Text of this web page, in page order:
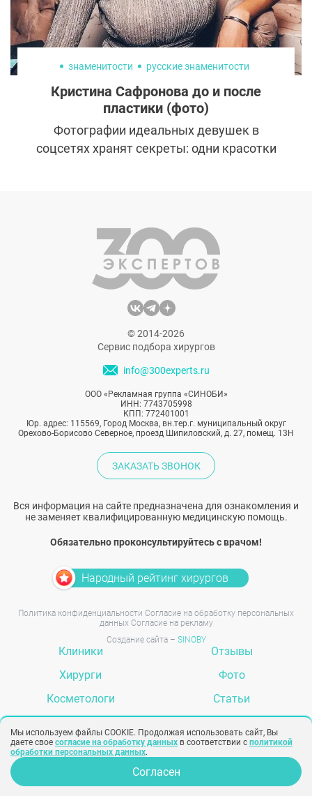
знаменитости русские знаменитости
Кристина Сафронова до и после
пластики (фото)
Фотографии идеальных девушек в
соцсетях хранят секреты: одни красотки
блогер Кристина Сафронова откровенно
рассказывает о том, на что ей пришлось
пойти, чтобы завоевать любовь
полумиллиона фолловеров.
© 2014-2026
Сервис подбора хирургов
info@300experts.ru
ООО «Рекламная группа «СИНОБИ»
ИНН: 7743705998
КПП: 772401001
Юр. адрес: 115569, Город Москва, вн.тер.г. муниципальный округ
Орехово-Борисово Северное, проезд Шипиловский, д. 27, помещ. 13Н
ЗАКАЗАТЬ ЗВОНОК
Вся информация на сайте предназначена для ознакомления и
не заменяет квалифицированную медицинскую помощь.
Обязательно проконсультируйтесь с врачом!
Народный рейтинг хирургов
Политика конфиденциальности Согласие на обработку персональных
данных Согласие на рекламу
Создание сайта – SINOBY
Клиники
Хирурги
Косметологи
Отзывы
Фото
Статьи
Мы используем файлы COOKIE. Продолжая использовать сайт, Вы
даете свое согласие на обработку данных в соответствии с политикой
обработки персональных данных.
Согласен